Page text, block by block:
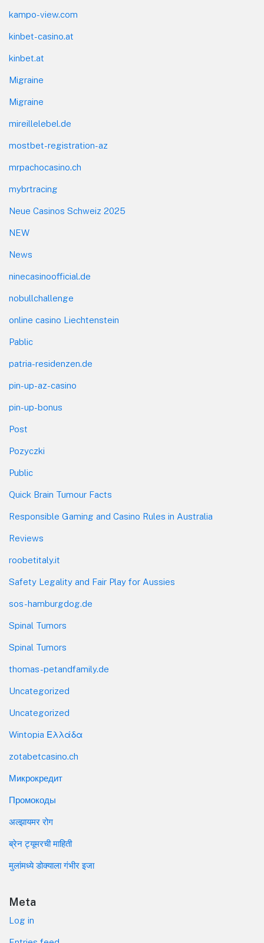
kampo-view.com
kinbet-casino.at
kinbet.at
Migraine
Migraine
mireillelebel.de
mostbet-registration-az
mrpachocasino.ch
mybrtracing
Neue Casinos Schweiz 2025
NEW
News
ninecasinoofficial.de
nobullchallenge
online casino Liechtenstein
Pablic
patria-residenzen.de
pin-up-az-casino
pin-up-bonus
Post
Pozyczki
Public
Quick Brain Tumour Facts
Responsible Gaming and Casino Rules in Australia
Reviews
roobetitaly.it
Safety Legality and Fair Play for Aussies
sos-hamburgdog.de
Spinal Tumors
Spinal Tumors
thomas-petandfamily.de
Uncategorized
Uncategorized
Wintopia Ελλάδα
zotabetcasino.ch
Микрокредит
Промокоды
अल्झायमर रोग
ब्रेन ट्यूमरची माहिती
मुलांमध्ये डोक्याला गंभीर इजा
Meta
Log in